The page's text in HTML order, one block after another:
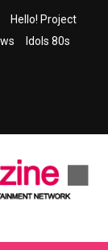
Hello! Project
Idols 80s